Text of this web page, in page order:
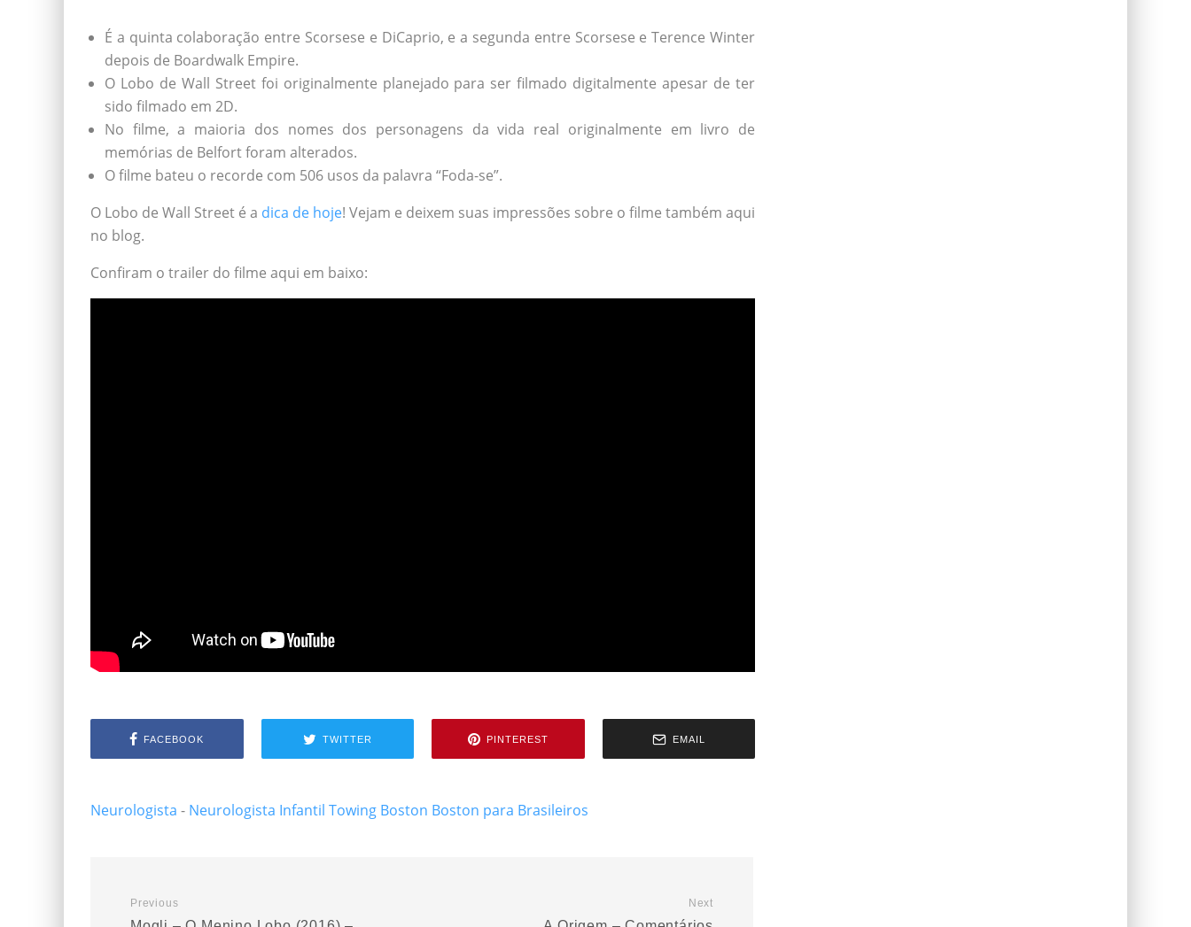
É a quinta colaboração entre Scorsese e DiCaprio, e a segunda entre Scorsese e Terence Winter
depois de Boardwalk Empire.
O Lobo de Wall Street foi originalmente planejado para ser filmado digitalmente apesar de ter
sido filmado em 2D.
No filme, a maioria dos nomes dos personagens da vida real originalmente em livro de
memórias de Belfort foram alterados.
O filme bateu o recorde com 506 usos da palavra “Foda-se”.
O Lobo de Wall Street é a dica de hoje! Vejam e deixem suas impressões sobre o filme também aqui
no blog.
Confiram o trailer do filme aqui em baixo:
FACEBOOK TWITTER PINTEREST EMAIL
Neurologista - Neurologista Infantil Towing Boston Boston para Brasileiros
Previous Next